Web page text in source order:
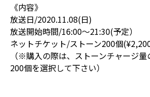
《内容》
放送日/2020.11.08(日)
放送開始時間/16:00〜21:30(予定）
ネットチケット/ストーン200個
（※購入の際は、ストーンチャージ
200個を選択して下さい）